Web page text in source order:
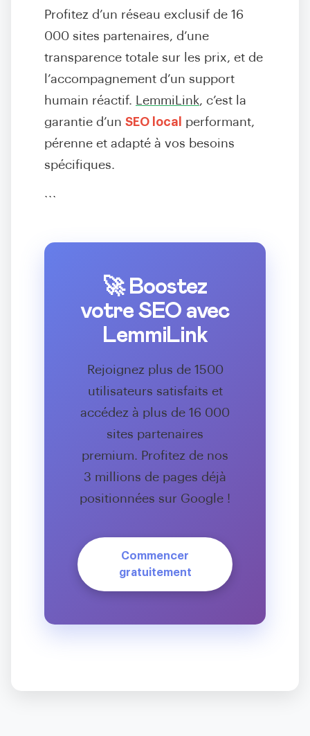
Profitez d’un réseau exclusif de 16
000 sites partenaires, d’une
transparence totale sur les prix, et de
l’accompagnement d’un support
humain réactif.
LemmiLink, c’est la
garantie d’un SEO local
performant,
pérenne et adapté à vos besoins
spécifiques.
```
🚀 Boostez
votre SEO avec
LemmiLink
Rejoignez plus de 1500
utilisateurs satisfaits et
accédez à plus de 16 000
sites partenaires
premium. Profitez de nos
3 millions de pages déjà
positionnées sur Google !
Commencer
gratuitement